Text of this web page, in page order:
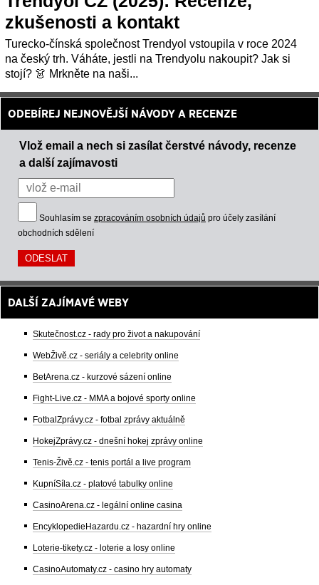
zkušenosti a kontakt
Turecko-čínská společnost Trendyol vstoupila v roce 2024
na český trh. Váháte, jestli na Trendyolu nakoupit? Jak si
stojí? 👗 Mrkněte na naši...
ODEBÍREJ NEJNOVĚJŠÍ NÁVODY A RECENZE
Vlož email a nech si zasílat čerstvé návody, recenze
a další zajímavosti
Souhlasím se zpracováním osobních údajů pro účely zasílání
obchodních sdělení
DALŠÍ ZAJÍMAVÉ WEBY
Skutečnost.cz - rady pro život a nakupování
WebŽivě.cz - seriály a celebrity online
BetArena.cz - kurzové sázení online
Fight-Live.cz - MMA a bojové sporty online
FotbalZprávy.cz - fotbal zprávy aktuálně
HokejZprávy.cz - dnešní hokej zprávy online
Tenis-Živě.cz - tenis portál a live program
KupníSíla.cz - platové tabulky online
CasinoArena.cz - legální online casina
EncyklopedieHazardu.cz - hazardní hry online
Loterie-tikety.cz - loterie a losy online
CasinoAutomaty.cz - casino hry automaty